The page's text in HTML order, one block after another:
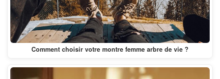
Comment choisir votre montre femme arbre de vie ?